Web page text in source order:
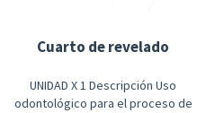
Cuarto de revelado
UNIDAD X 1 Descripción Uso
odontológico para el proceso de